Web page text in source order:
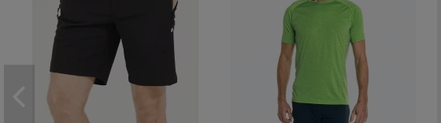
Rodzaj zapięcia
Kieszenie
Technologie producenta